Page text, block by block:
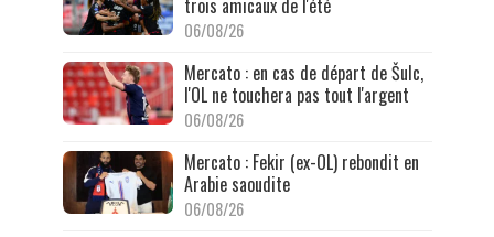
trois amicaux de l'été
06/08/26
Mercato : en cas de départ de Šulc,
l'OL ne touchera pas tout l'argent
06/08/26
Mercato : Fekir (ex-OL) rebondit en
Arabie saoudite
06/08/26